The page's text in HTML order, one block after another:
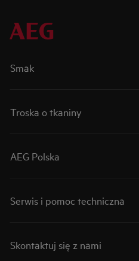
Smak
Troska o tkaniny
AEG Polska
Serwis i pomoc techniczna
Skontaktuj się z nami